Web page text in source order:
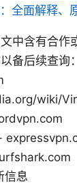
全面解释、
中含有合
备后续查询：
wiki/
信息